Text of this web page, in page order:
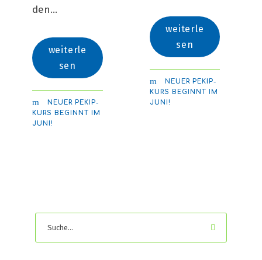
den...
weiterle
sen
NEUER PEKIP-
KURS BEGINNT IM
JUNI!
weiterle
sen
NEUER PEKIP-
KURS BEGINNT IM
JUNI!